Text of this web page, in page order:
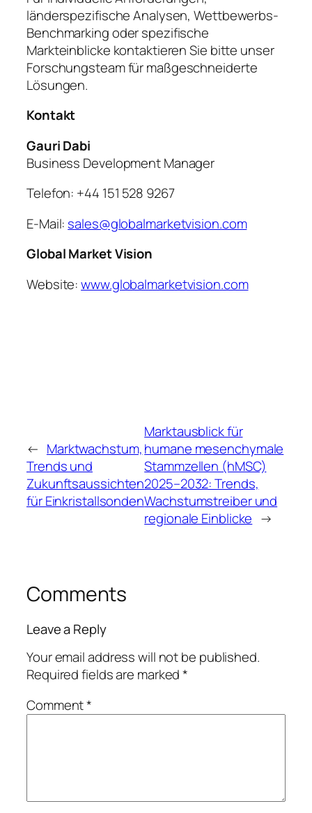
länderspezifische Analysen, Wettbewerbs-
Benchmarking oder spezifische
Markteinblicke kontaktieren Sie bitte unser
Forschungsteam für maßgeschneiderte
Lösungen.
Kontakt
Gauri Dabi
Business Development Manager
Telefon: +44 151 528 9267
E-Mail: sales@globalmarketvision.com
Global Market Vision
Website:www.globalmarketvision.com
← Marktwachstum,
Trends und
Zukunftsaussichten
für Einkristallsonden
Marktausblick für
humane mesenchymale
Stammzellen (hMSC)
2025–2032: Trends,
Wachstumstreiber und
regionale Einblicke →
Comments
Leave a Reply
Your email address will not be published.
Required fields are marked*
Comment*